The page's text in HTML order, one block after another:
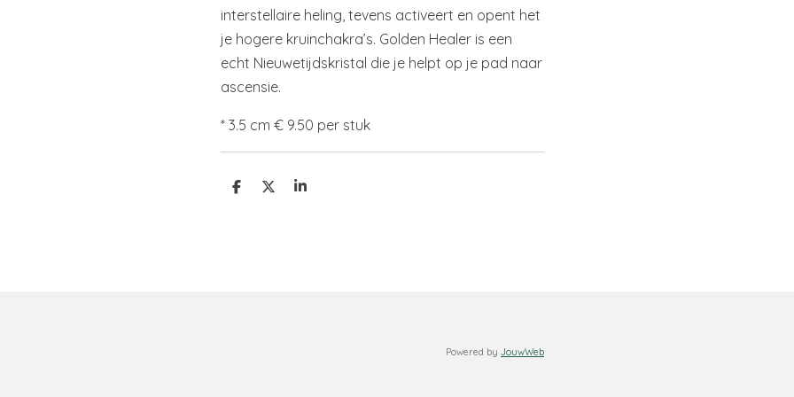
interstellaire heling, tevens activeert en opent het
je hogere kruinchakra’s. Golden Healer is een
echt Nieuwetijdskristal die je helpt op je pad naar
ascensie.
* 3.5 cm € 9.50 per stuk
D
D
S
Powered by JouwWeb